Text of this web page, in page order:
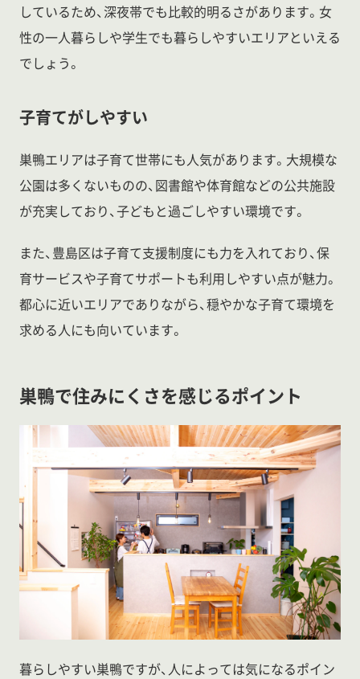
しているため、深夜帯でも比較的明るさがあります。女
性の一人暮らしや学生でも暮らしやすいエリアといえる
でしょう。
子育てがしやすい
巣鴨エリアは子育て世帯にも人気があります。大規模な
公園は多くないものの、図書館や体育館などの公共施設
が充実しており、子どもと過ごしやすい環境です。
また、豊島区は子育て支援制度にも力を入れており、保
育サービスや子育てサポートも利用しやすい点が魅力。
都心に近いエリアでありながら、穏やかな子育て環境を
求める人にも向いています。
巣鴨で住みにくさを感じるポイント
暮らしやすい巣鴨ですが、人によっては気になるポイン